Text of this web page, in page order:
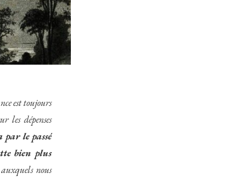
est toujours
les dépenses
le passé
bien plus
nous